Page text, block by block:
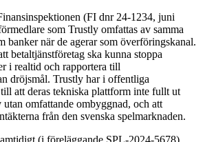
(FI dnr 24-1234, juni
som Trustly omfattas av samma
banker när de agerar som överföringskanal.
betaltjänstföretag ska kunna stoppa
i realtid och rapportera till
dröjsmål. Trustly har i offentliga
att deras tekniska plattform inte fullt ut
utan omfattande ombyggnad, och att
från den svenska spelmarknaden.
(i föreläggande SPL-2024-5678)